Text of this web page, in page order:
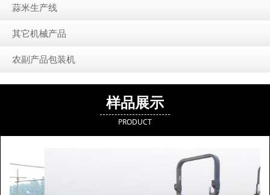
蒜米生产线
其它机械产品
农副产品包装机
样品展示
PRODUCT